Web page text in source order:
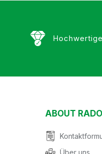
ABOUT